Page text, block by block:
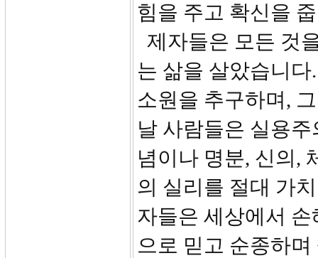
힘을 주고 확신을
제자들은 모든 것
는 삶을 살았습니
소원을 추구하며,
날 사람들은 실용
념이나 명분, 신의,
의 실리를 절대 가
자들은 세상에서
으로 믿고 순종하